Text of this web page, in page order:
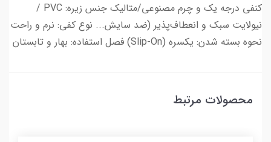
کنفی درجه یک و چرم مصنوعی/متالیک جنس زیره: PVC /
نیولایت سبک و انعطاف‌پذیر (ضد سایش... نوع کفی: نرم و راحت
نحوه بسته شدن: یکسره (Slip-On) فصل استفاده: بهار و تابستان
محصولات مرتبط